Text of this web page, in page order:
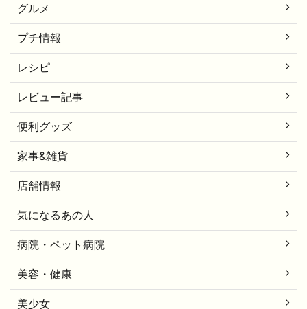
グルメ
プチ情報
レシピ
レビュー記事
便利グッズ
家事&雑貨
店舗情報
気になるあの人
病院・ペット病院
美容・健康
美少女